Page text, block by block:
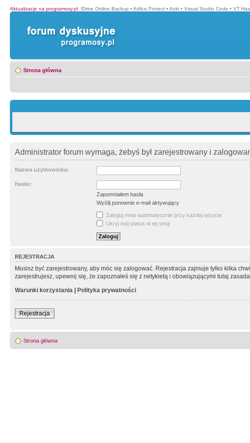
Aktualizacje na programosy.pl: IDrive Online Backup • Adlice Protect • Anki • Visual Studio Code • VT
Strona główna
Administrator forum wymaga, żebyś był zarejestrowany i
Nazwa użytkownika:
Hasło:
Zapomniałem hasła
Wyślij ponownie e-mail aktywujący
Zaloguj mnie automatycznie przy każdej wizycie
Ukryj mój status w tej sesji
REJESTRACJA
Musisz być zarejestrowany, aby móc się zalogować. Rejestracja zajmuje tylko kilka
zarejestrujesz, upewnij się, że zapoznałeś się z netykietą i obowiązującymi tutaj
Warunki korzystania | Polityka prywatności
Rejestracja
Strona główna